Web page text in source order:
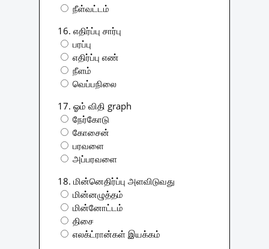
நீள்வட்டம்
16. எதிர்ப்பு சார்பு
பரப்பு
எதிர்ப்பு எண்
நீளம்
வெப்பநிலை
17. ஓம் விதி graph
நேர்கோடு
கோசைன்
பரவளை
அப்பரவளை
18. மின்னெதிர்ப்பு அளவிடுவது
மின்னழுத்தம்
மின்னோட்டம்
திசை
எலக்ட்ரான்கள் இயக்கம்